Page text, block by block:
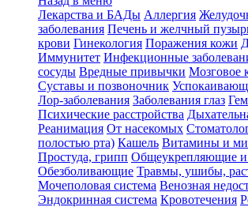
Лекарства и БАДы Аллергия
заболевания Печень и желчный
крови Гинекология Поражения кожи
Иммунитет Инфекционные
сосуды Вредные привычки Мозговое
Суставы и позвоночник
Лор-заболевания Заболевания глаз
Психические расстройства
Реанимация От насекомых
полостью рта) Кашель Витамины и
Простуда, грипп Общеукрепляющие
Обезболивающие Травмы, ушибы,
Мочеполовая система Венозная
Эндокринная система Кровотечения